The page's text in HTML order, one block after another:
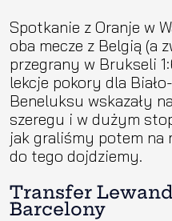
Spotkanie z Oranje w
oba mecze z Belgią (a
przegrany w Brukseli
lekcje pokory dla
Beneluksu wskazały
szeregu i w dużym
jak graliśmy potem na
do tego dojdziemy.
Transfer
Barcelony